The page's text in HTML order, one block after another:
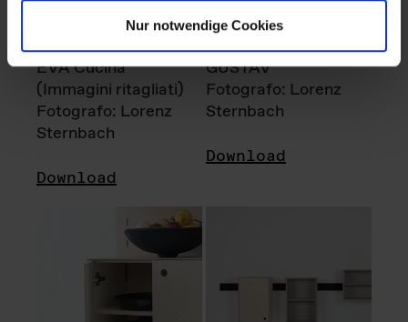
Nur notwendige Cookies
EVA Cucina
(Immagini ritagliati)
Fotografo: Lorenz
Sternbach
Download
GUSTAV
Fotografo: Lorenz
Sternbach
Download